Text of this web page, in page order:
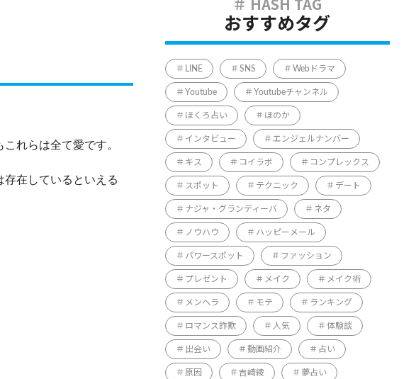
れらは全て愛です。
存在しているといえる
おすすめタグ
LINE SNS Webドラマ
Youtube Youtubeチャンネル
ほくろ占い ほのか
インタビュー エンジェルナンバー
キス コイラボ コンプレックス
スポット テクニック デート
ナジャ・グランディーバ ネタ
ノウハウ ハッピーメール
パワースポット ファッション
プレゼント メイク メイク術
メンヘラ モテ ランキング
ロマンス詐欺 人気 体験談
出会い 動画紹介 占い
原因 吉崎綾 夢占い